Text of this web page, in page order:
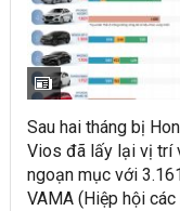
Sau hai tháng bị
Vios đã lấy lại vị trí
ngoạn mục với
VAMA (Hiệp hội các